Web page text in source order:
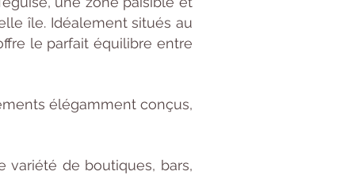
île. Idéalement situés au
le parfait équilibre entre
élégamment conçus,
de boutiques, bars,